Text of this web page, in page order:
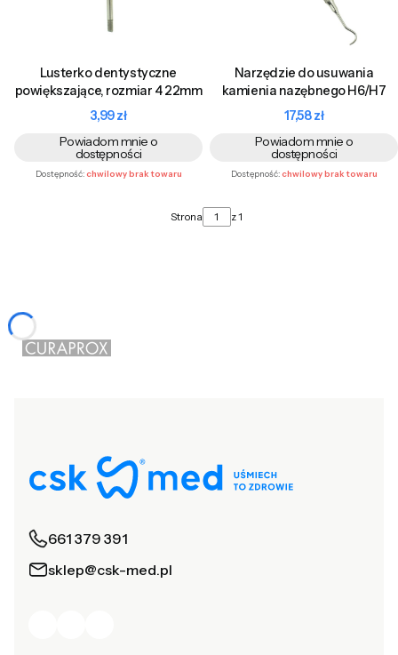
Lusterko dentystyczne
powiększające, rozmiar 4 22mm
Cena
3,99 zł
Powiadom mnie o
dostępności
Dostępność:chwilowy brak towaru
Narzędzie do usuwania
kamienia nazębnego H6/H7
Cena
17,58 zł
Powiadom mnie o
dostępności
Dostępność:chwilowy brak towaru
Strona z 1
661 379 391
sklep@csk-med.pl